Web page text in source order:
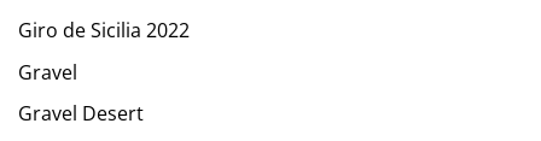
Giro de Sicilia 2022
Gravel
Gravel Desert